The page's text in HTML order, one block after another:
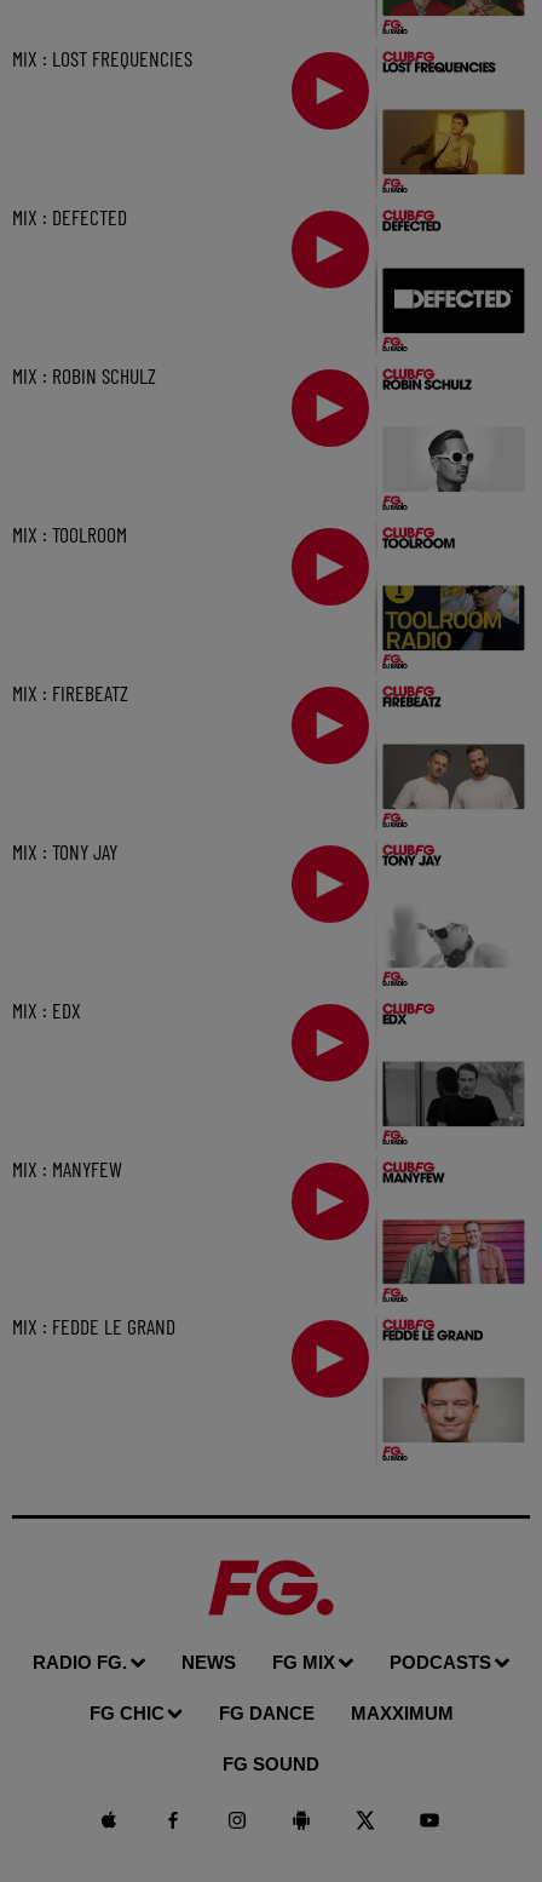
MIX : LOST FREQUENCIES
MIX : DEFECTED
MIX : ROBIN SCHULZ
MIX : TOOLROOM
MIX : FIREBEATZ
MIX : TONY JAY
MIX : EDX
MIX : MANYFEW
MIX : FEDDE LE GRAND
RADIO FG. NEWS FG MIX PODCASTS
FG CHIC FG DANCE MAXXIMUM
FG SOUND